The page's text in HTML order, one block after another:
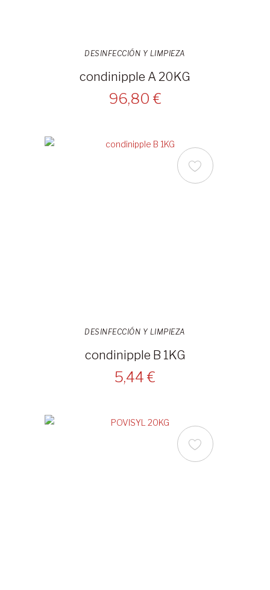
DESINFECCIÓN Y LIMPIEZA
condinipple A 20KG
96,80 €
DESINFECCIÓN Y LIMPIEZA
condinipple B 1KG
5,44 €